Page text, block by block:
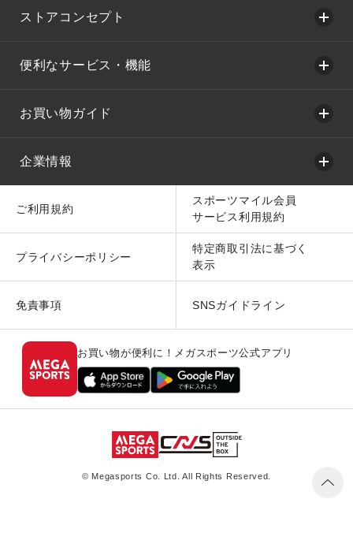
ストアコンセプト
便利なサービス・機能
お買い物ガイド
企業情報
ご利用規約
スポーツマイル会員
サービス利用規約
プライバシーポリシー
特定商取引法に基づく
表示
免責事項 SNSガイドライン
お買い物が便利に！メガスポーツ公式アプリ
© Megasports Co. Ltd. All Rights Reserved.